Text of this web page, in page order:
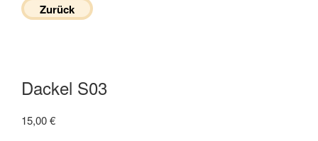
Zurück
Dackel S03
15,00€